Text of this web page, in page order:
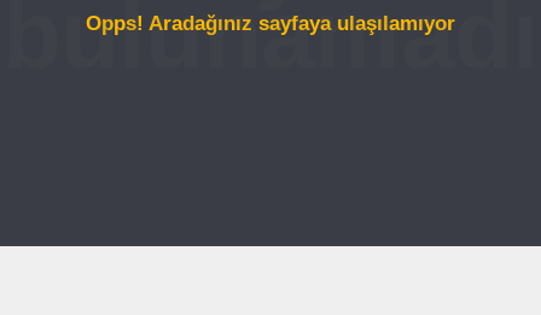
Opps! Aradağınız sayfaya ulaşılamıyor